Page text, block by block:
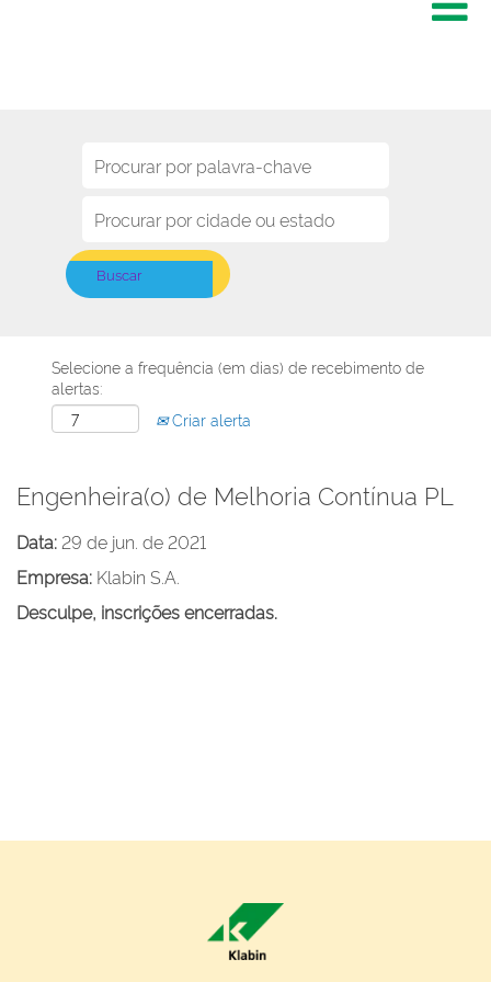
Selecione a frequência (em dias) de recebimento de
alertas:
Criar alerta
Engenheira(o) de Melhoria Contínua PL
Data: 29 de jun. de 2021
Empresa: Klabin S.A.
Desculpe, inscrições encerradas.